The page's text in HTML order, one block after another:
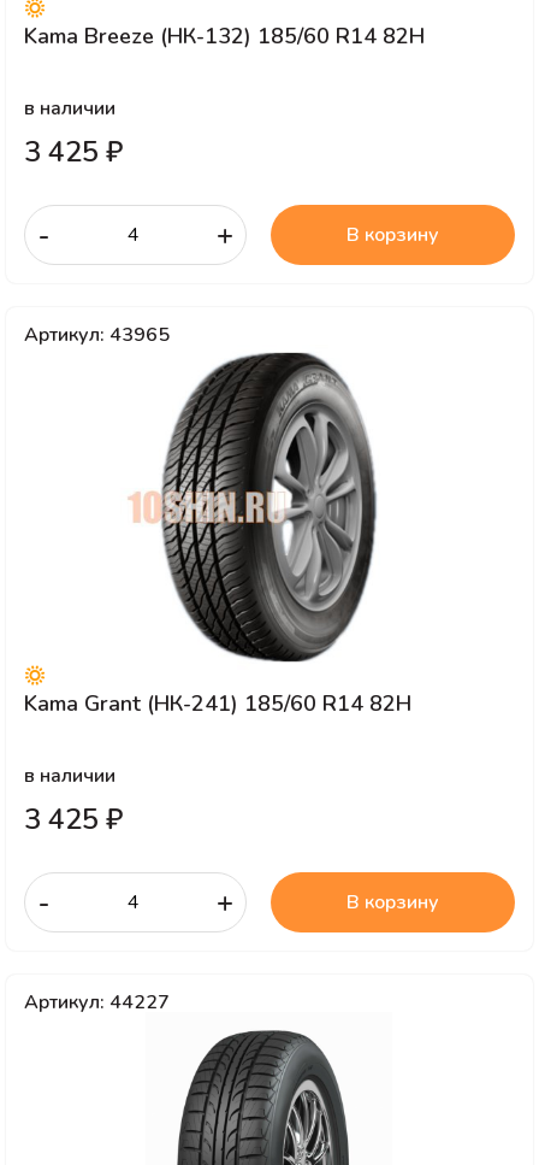
Kama Breeze (НК-132) 185/60 R14 82H
в наличии
3 425 ₽
- + В корзину
Артикул: 43965
Kama Grant (НК-241) 185/60 R14 82H
в наличии
3 425 ₽
- + В корзину
Артикул: 44227